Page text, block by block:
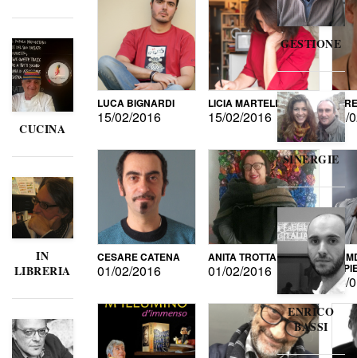
CUCINA
IN
LIBRERIA
LUCA BIGNARDI
15/02/2016
LICIA MARTELLI
15/02/2016 15/
CESARE CATENA
01/02/2016
ANITA TROTTA
01/02/2016 DI
15/
GESTIONE
SINERGIE
ENRICO
BASSI